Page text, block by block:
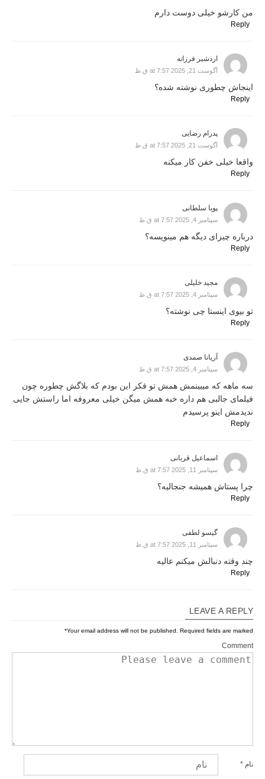
من کارشو خیلی دوست دارم
Reply
اردشیر فرزانه
آگوست 21, 2025 at 7:57 ق.ظ
اینجاش چطوری نوشته شده؟
Reply
پدرام رضایی
آگوست 21, 2025 at 7:57 ق.ظ
واقعا خیلی خفن کار میکنه
Reply
پویا سلطانی
سپتامبر 4, 2025 at 7:57 ق.ظ
درباره چیزای دیگه هم مینویسه؟
Reply
مجید خلیلی
سپتامبر 4, 2025 at 7:57 ق.ظ
تو بیوی اینستا چی نوشته؟
Reply
آریانا صمدی
سپتامبر 4, 2025 at 7:57 ق.ظ
سه ماهه که میبینمش همش تو فکر این بودم که بلاگش چطوره چون
فیلمای جالبی هم داره خبه همش میگن خیلی معروفه اما راستش جایی
ندیدمش اینو پرسیدم
Reply
اسماعیل قربانی
سپتامبر 11, 2025 at 7:57 ق.ظ
چرا پستاش همیشه جنجالیه؟
Reply
گیسو لطفی
سپتامبر 11, 2025 at 7:57 ق.ظ
چند وقته دنبالش میکنم عالیه
Reply
LEAVE A REPLY
Your email address will not be published. Required fields are marked
*
Comment
نام *